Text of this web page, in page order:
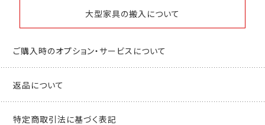
大型家具の搬入について
ご購入時のオプション・サービスについて
返品について
特定商取引法に基づく表記